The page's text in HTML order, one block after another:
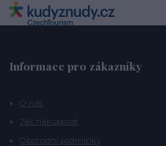
Informace pro zákazníky
O nás
Jak nakupovat
Obchodní podmínky